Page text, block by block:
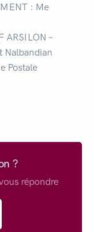
: Me
ARSILON –
Nalbandian
Postale
?
répondre